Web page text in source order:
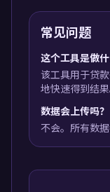
常见问题
这个工具是做
该工具用于贷
地快速得到结果
数据会上传吗？
不会。所有数